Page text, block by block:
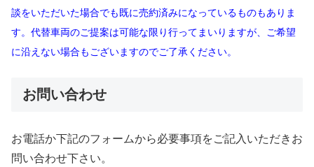
談をいただいた場合でも既に売約済みになっているものもありま
す。代替車両のご提案は可能な限り行ってまいりますが、ご希望
に沿えない場合もございますのでご了承ください。
お問い合わせ
お電話か下記のフォームから必要事項をご記入いただきお
問い合わせ下さい。